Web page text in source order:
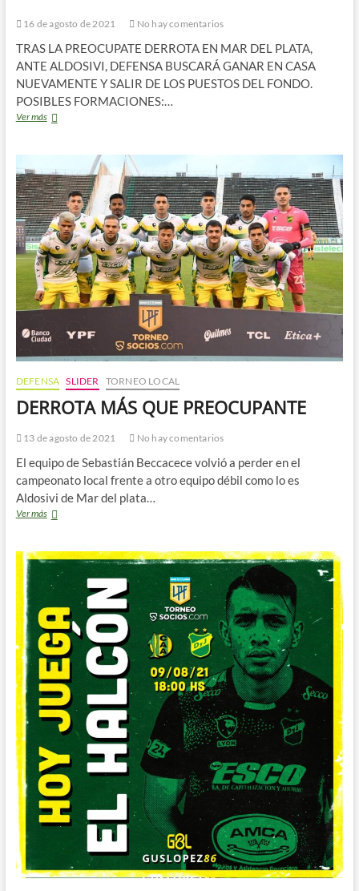
16 de agosto de 2021 No hay comentarios
TRAS LA PREOCUPATE DERROTA EN MAR DEL PLATA,
ANTE ALDOSIVI, DEFENSA BUSCARÁ GANAR EN CASA
NUEVAMENTE Y SALIR DE LOS PUESTOS DEL FONDO.
POSIBLES FORMACIONES:…
Ver másPrevia:
DEFENSA SLIDER TORNEO LOCAL
DERROTA MÁS QUE PREOCUPANTE
13 de agosto de 2021 No hay comentarios
El equipo de Sebastián Beccacece volvió a perder en el
campeonato local frente a otro equipo débil como lo es
Aldosivi de Mar del plata…
Ver másDERROTA
PREOCUPANTE